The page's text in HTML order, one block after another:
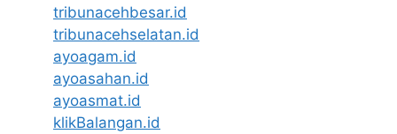
tribunacehbesar.id
tribunacehselatan.id
ayoagam.id
ayoasahan.id
ayoasmat.id
klikBalangan.id